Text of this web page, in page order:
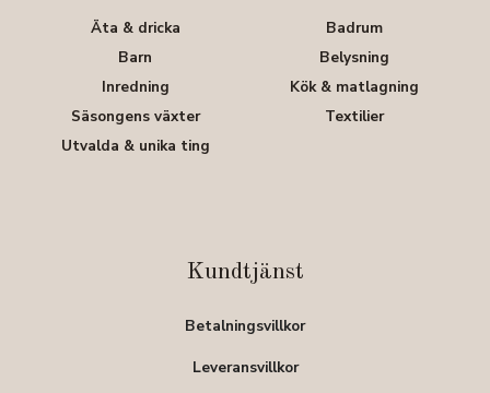
Äta & dricka
Badrum
Barn
Belysning
Inredning
Kök & matlagning
Säsongens växter
Textilier
Utvalda & unika ting
Kundtjänst
Betalningsvillkor
Leveransvillkor